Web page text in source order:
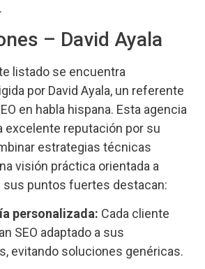
– David Ayala
listado se encuentra
por David Ayala, un referente
en habla hispana. Esta agencia
excelente reputación por su
estrategias técnicas
visión práctica orientada a
sus puntos fuertes destacan:
personalizada: Cada cliente
SEO adaptado a sus
evitando soluciones genéricas.